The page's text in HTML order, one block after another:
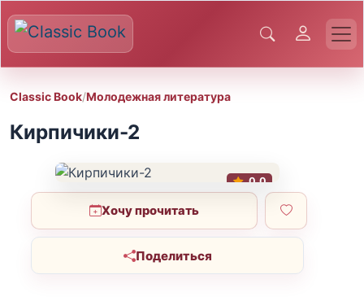
Classic Book/Молодежная литература
Кирпичики-2
0.0
Хочу прочитать
Поделиться